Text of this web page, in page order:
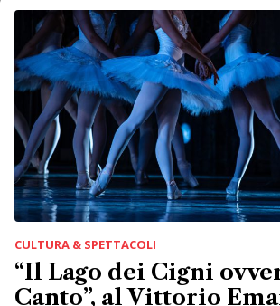
CULTURA & SPETTACOLI
“Il Lago dei Cigni
Canto”, al Vittorio